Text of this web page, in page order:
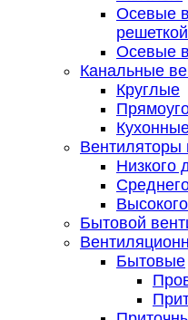
Осевые
решеткой
Осевые
Канальные
Круглые
Вентиляторы
Низкого
Бытовой
Бытовые